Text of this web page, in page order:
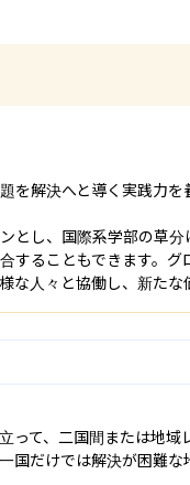
を解決へと導く実践力を
とし、国際系学部の草
することもできます。
人々と協働し、新たな
って、二国間または地
だけでは解決が困難な